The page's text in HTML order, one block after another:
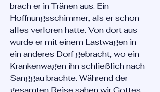
brach er in Tränen aus. Ein
Hoffnungsschimmer, als er schon
alles verloren hatte. Von dort aus
wurde er mit einem Lastwagen in
ein anderes Dorf gebracht, wo ein
Krankenwagen ihn schließlich nach
Sanggau brachte. Während der
gesamten Reise sahen wir Gottes